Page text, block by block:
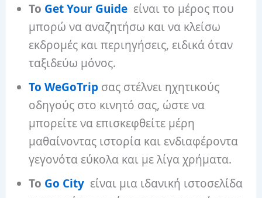
Το Get Your Guide είναι το μέρος που
μπορώ να αναζητήσω και να κλείσω
εκδρομές και περιηγήσεις, ειδικά όταν
ταξιδεύω μόνος.
Το WeGoTrip σας στέλνει ηχητικούς
οδηγούς στο κινητό σας, ώστε να
μπορείτε να επισκεφθείτε μέρη
μαθαίνοντας ιστορία και ενδιαφέροντα
γεγονότα εύκολα και με λίγα χρήματα.
Το Go City είναι μια ιδανική ιστοσελίδα